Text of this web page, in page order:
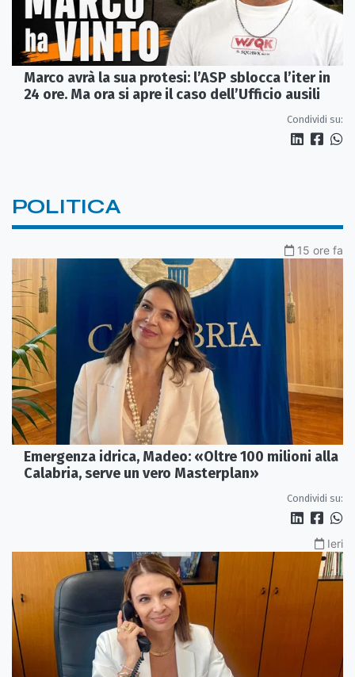
Marco avrà la sua protesi: l’ASP sblocca l’iter in
24 ore. Ma ora si apre il caso dell’Ufficio ausili
Condividi su:
POLITICA
15 ore fa
Emergenza idrica, Madeo: «Oltre 100 milioni alla
Calabria, serve un vero Masterplan»
Condividi su:
Ieri